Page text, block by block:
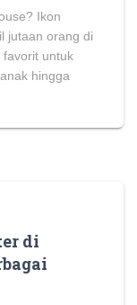
Ikon
jutaan orang di
untuk
hingga
di